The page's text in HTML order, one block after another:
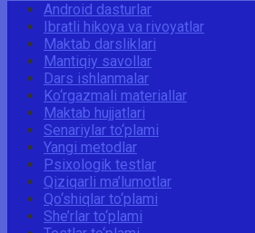
Android dasturlar
Ibratli hikoya va rivoyatlar
Maktab darsliklari
Mantiqiy savollar
Dars ishlanmalar
Ko‘rgazmali materiallar
Maktab hujjatlari
Senariylar to‘plami
Yangi metodlar
Psixologik testlar
Qiziqarli ma’lumotlar
Qo‘shiqlar to‘plami
She’rlar to‘plami